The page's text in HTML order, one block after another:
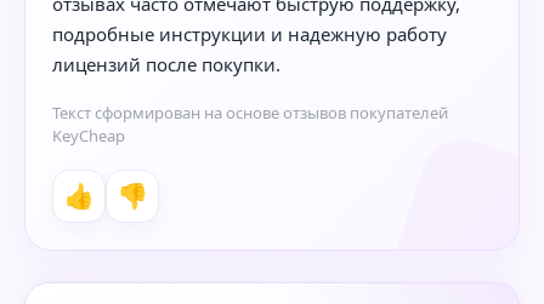
подробные инструкции и надежную работу
лицензий после покупки.
Текст сформирован на основе отзывов покупателей
KeyCheap
👍 👎